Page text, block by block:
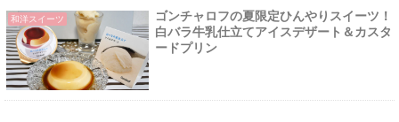
和洋スイーツ
ゴンチャロフの夏限定ひんやりスイーツ！
白バラ牛乳仕立てアイスデザート＆カスタ
ードプリン